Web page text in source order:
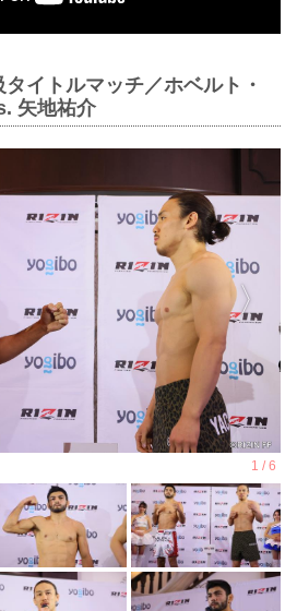
イトルマッチ／ホベルト・
矢地祐介